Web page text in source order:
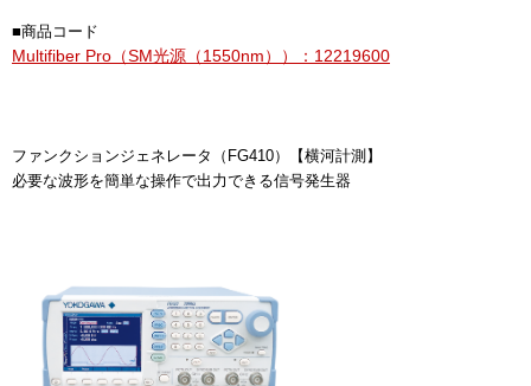
■商品コード
Multifiber Pro（SM光源（1550nm））：12219600
ファンクションジェネレータ（FG410）【横河計測】
必要な波形を簡単な操作で出力できる信号発生器